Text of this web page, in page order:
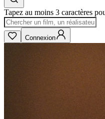
Tapez au moins 3 caractères
Connexion